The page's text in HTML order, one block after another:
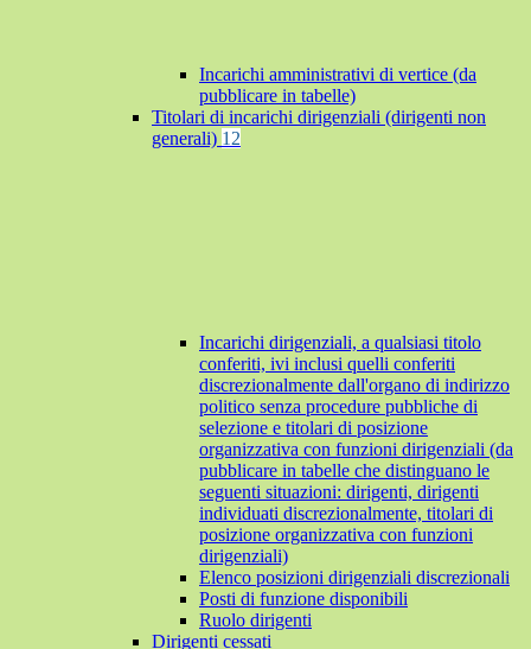
Incarichi amministrativi di vertice (da
pubblicare in tabelle)
Titolari di incarichi dirigenziali (dirigenti non
generali) 12
Incarichi dirigenziali, a qualsiasi titolo
conferiti, ivi inclusi quelli conferiti
discrezionalmente dall'organo di indirizzo
politico senza procedure pubbliche di
selezione e titolari di posizione
organizzativa con funzioni dirigenziali (da
pubblicare in tabelle che distinguano le
seguenti situazioni: dirigenti, dirigenti
individuati discrezionalmente, titolari di
posizione organizzativa con funzioni
dirigenziali)
Elenco posizioni dirigenziali discrezionali
Posti di funzione disponibili
Ruolo dirigenti
Dirigenti cessati